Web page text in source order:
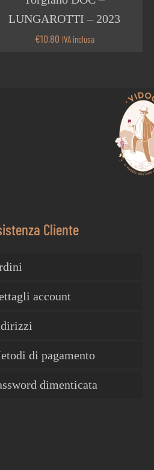
LUNGAROTTI – 2023
€10,80 IVA inclusa
Cliente
account
di pagamento
dimenticata